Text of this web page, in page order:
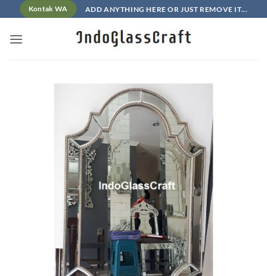
to
content
Kontak WA ADD ANYTHING HERE OR JUST REMOVE IT...